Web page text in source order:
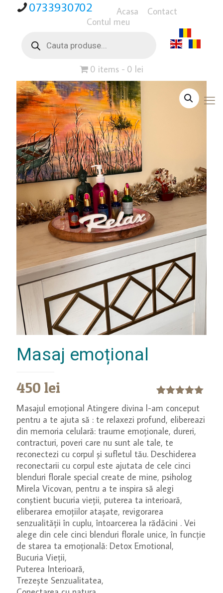
0733930702 Acasa
Contact
Contul meu
search
0 items 0 lei
Masaj emoțional
5.00din 5
pe baza a
evaluări de
la clienți
450 lei
Masajul emoțional Atingere divina l-am conceput
pentru a te ajuta să : te relaxezi profund, elibereazi
din memoria celulară: traume emoționale, dureri,
contracturi, poveri care nu sunt ale tale, te
reconectezi cu corpul și sufletul tău. Deschiderea
reconectarii cu corpul este ajutata de cele cinci
blenduri florale special create de mine, psiholog
Mirela Vicovan, pentru a te inspira să alegi
conștient bucuria vieții, puterea ta interioară,
eliberarea emoțiilor atașate, revigorarea
senzualității în cuplu, întoarcerea la rădăcini . Vei
alege din cele cinci blenduri florale unice, în funcție
de starea ta emoțională: Detox Emotional,
Bucuria Vieții,
Puterea Interioară,
Trezește Senzualitatea,